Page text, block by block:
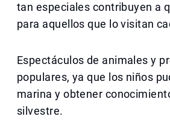
tan especiales contribuyen a
para aquellos que lo visitan
Espectáculos de animales y
populares, ya que los niños
marina y obtener
silvestre.